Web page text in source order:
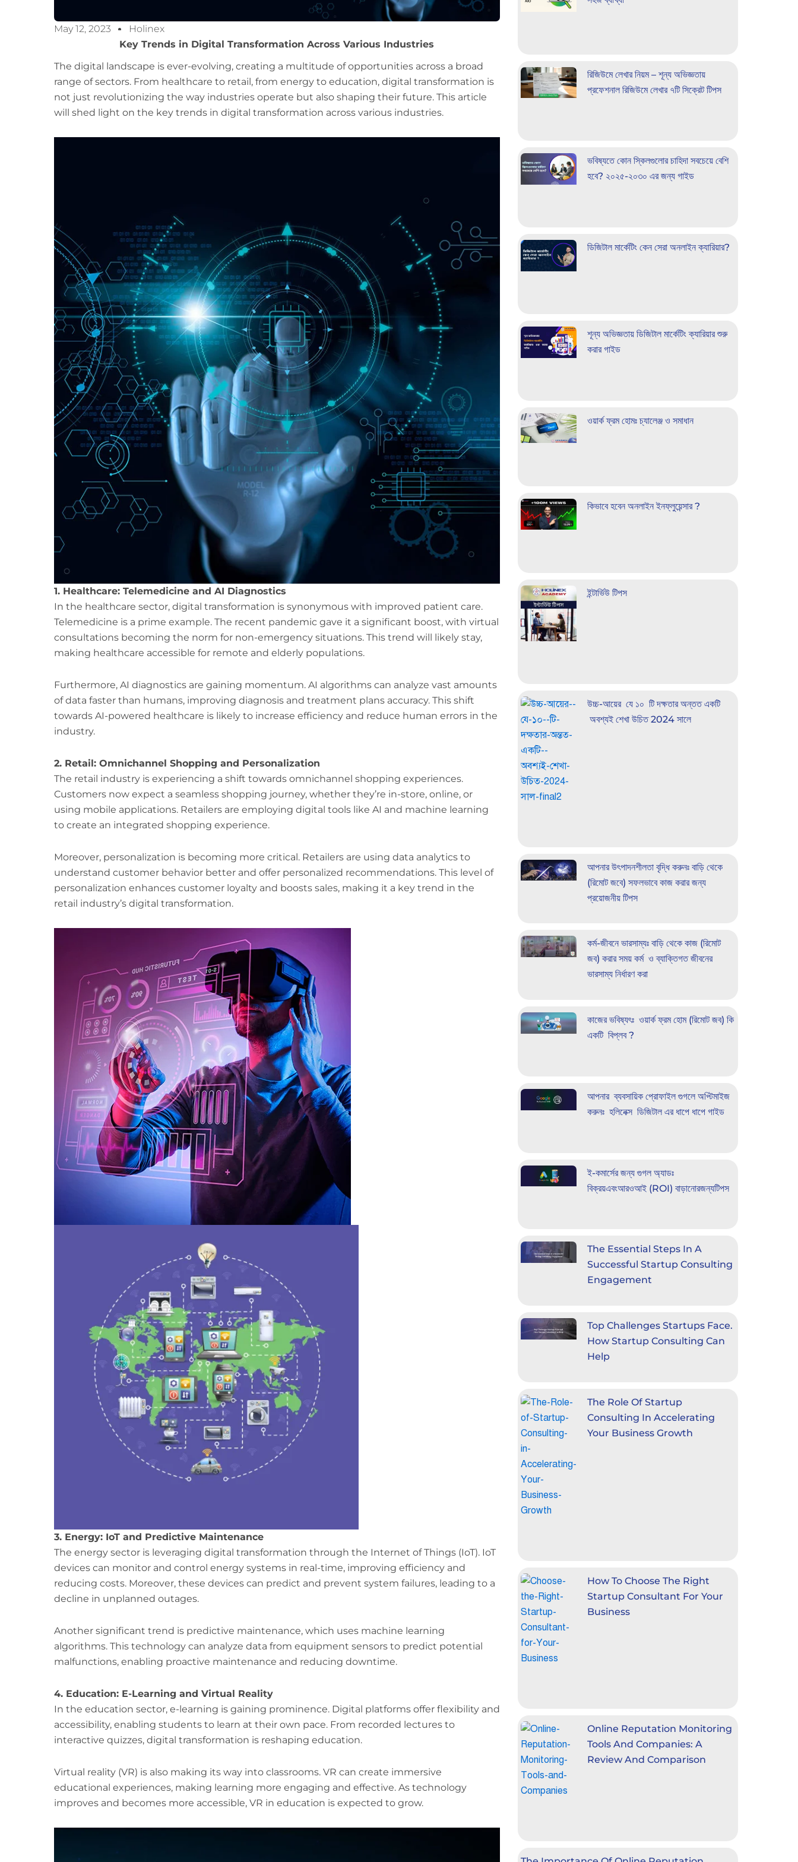
May 12, 2023
Holinex
Key Trends in Digital Transformation Across Various Industries
The digital landscape is ever-evolving, creating a multitude of opportunities across a broad
range of sectors. From healthcare to retail, from energy to education, digital transformation is
not just revolutionizing the way industries operate but also shaping their future. This article
will shed light on the key trends in digital transformation across various industries.
1. Healthcare: Telemedicine and AI Diagnostics
In the healthcare sector, digital transformation is synonymous with improved patient care.
Telemedicine is a prime example. The recent pandemic gave it a significant boost, with virtual
consultations becoming the norm for non-emergency situations. This trend will likely stay,
making healthcare accessible for remote and elderly populations.
Furthermore, AI diagnostics are gaining momentum. AI algorithms can analyze vast amounts
of data faster than humans, improving diagnosis and treatment plans accuracy. This shift
towards AI-powered healthcare is likely to increase efficiency and reduce human errors in the
industry.
2. Retail: Omnichannel Shopping and Personalization
The retail industry is experiencing a shift towards omnichannel shopping experiences.
Customers now expect a seamless shopping journey, whether they’re in-store, online, or
using mobile applications. Retailers are employing digital tools like AI and machine learning
to create an integrated shopping experience.
Moreover, personalization is becoming more critical. Retailers are using data analytics to
understand customer behavior better and offer personalized recommendations. This level of
personalization enhances customer loyalty and boosts sales, making it a key trend in the
retail industry’s digital transformation.
3. Energy: IoT and Predictive Maintenance
The energy sector is leveraging digital transformation through the Internet of Things (IoT). IoT
devices can monitor and control energy systems in real-time, improving efficiency and
reducing costs. Moreover, these devices can predict and prevent system failures, leading to a
decline in unplanned outages.
Another significant trend is predictive maintenance, which uses machine learning
algorithms. This technology can analyze data from equipment sensors to predict potential
malfunctions, enabling proactive maintenance and reducing downtime.
4. Education: E-Learning and Virtual Reality
In the education sector, e-learning is gaining prominence. Digital platforms offer flexibility and
accessibility, enabling students to learn at their own pace. From recorded lectures to
interactive quizzes, digital transformation is reshaping education.
Virtual reality (VR) is also making its way into classrooms. VR can create immersive
educational experiences, making learning more engaging and effective. As technology
improves and becomes more accessible, VR in education is expected to grow.
রিজিউমে লেখার নিয়ম – শূন্য অভিজ্ঞতায়
প্রফেশনাল রিজিউমে লেখার ৭টি সিক্রেট টিপস
ভবিষ্যতে কোন স্কিলগুলোর চাহিদা সবচেয়ে বেশি
হবে? ২০২৫-২০৩০ এর জন্য গাইড
ডিজিটাল মার্কেটিং কেন সেরা অনলাইন ক্যারিয়ার?
শূন্য অভিজ্ঞতায় ডিজিটাল মার্কেটিং ক্যারিয়ার শুরু
করার গাইড
ওয়ার্ক ফ্রম হোমঃ চ্যালেঞ্জ ও সমাধান
কিভাবে হবেন অনলাইন ইনফ্লুয়েন্সার ?
ইন্টার্ভিউ টিপস
উচ্চ-আয়ের যে ১০ টি দক্ষতার অন্তত একটি
অবশ্যই শেখা উচিত 2024 সালে
আপনার উৎপাদনশীলতা বৃদ্ধি করুনঃ বাড়ি থেকে
(রিমোট জবে) সফলভাবে কাজ করার জন্য
প্রয়োজনীয় টিপস
কর্ম-জীবনে ভারসাম্যঃ বাড়ি থেকে কাজ (রিমোট
জব) করার সময় কর্ম ও ব্যাক্তিগত জীবনের
ভারসাম্য নির্ধারণ করা
কাজের ভবিষ্যৎঃ ওয়ার্ক ফ্রম হোম (রিমোট জব) কি
একটি বিপ্লব ?
আপনার ব্যবসায়িক প্রোফাইল গুগলে অপ্টিমাইজ
করুনঃ হলিনেক্স ডিজিটাল এর ধাপে ধাপে গাইড
ই-কমার্সের জন্য গুগল অ্যাডঃ
বিক্রয়এবংআরওআই (ROI) বাড়ানোরজন্যটিপস
The Essential Steps In A
Successful Startup Consulting
Engagement
Top Challenges Startups Face.
How Startup Consulting Can
Help
The Role Of Startup
Consulting In Accelerating
Your Business Growth
How To Choose The Right
Startup Consultant For Your
Business
Online Reputation Monitoring
Tools And Companies: A
Review And Comparison